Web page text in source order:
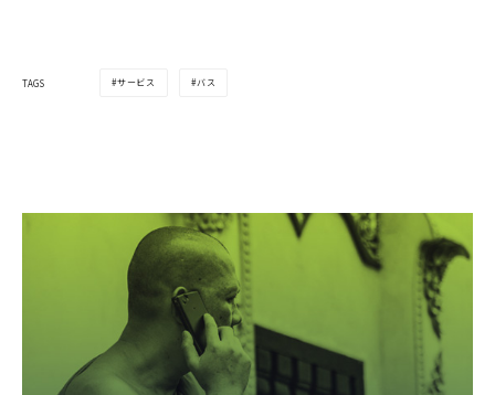
TAGS サービス バス